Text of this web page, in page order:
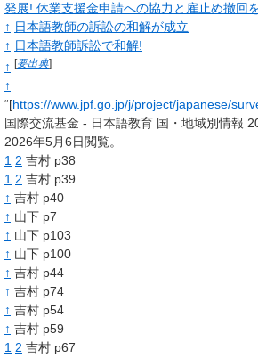
発展! 休業支援金申請への協力と雇止め撤回
↑ 日本語教師の訴訟の和解が成立
↑ 日本語教師訴訟で和解!
↑
[要出典]
↑
“[https://www.jpf.go.jp/j/project/japanese/
国際交流基金 - 日本語教育 国・地域別情報
2026年5月6日閲覧。
1 2 吉村 p38
1 2 吉村 p39
↑ 吉村 p40
↑ 山下 p7
↑ 山下 p103
↑ 山下 p100
↑ 吉村 p44
↑ 吉村 p74
↑ 吉村 p54
↑ 吉村 p59
1 2 吉村 p67